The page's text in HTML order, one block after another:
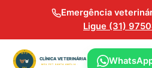
Emergência
Ligue (31)